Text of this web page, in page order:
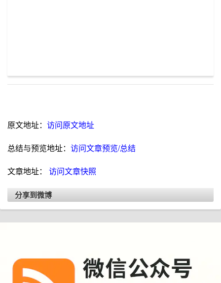
原文地址： 访问原文地址
总结与预览地址： 访问文章预览/总结
文章地址： 访问文章快照
分享到微博